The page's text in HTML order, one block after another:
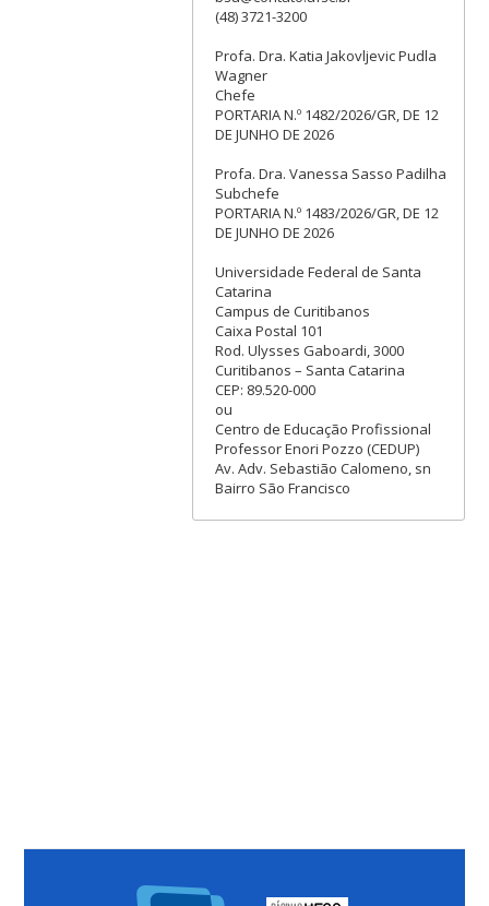
(48) 3721-3200
Profa. Dra. Katia Jakovljevic Pudla
Wagner
Chefe
PORTARIA N.º 1482/2026/GR, DE 12
DE JUNHO DE 2026
Profa. Dra. Vanessa Sasso Padilha
Subchefe
PORTARIA N.º 1483/2026/GR, DE 12
DE JUNHO DE 2026
Universidade Federal de Santa
Catarina
Campus de Curitibanos
Caixa Postal 101
Rod. Ulysses Gaboardi, 3000
Curitibanos – Santa Catarina
CEP: 89.520-000
ou
Centro de Educação Profissional
Professor Enori Pozzo (CEDUP)
Av. Adv. Sebastião Calomeno, sn
Bairro São Francisco